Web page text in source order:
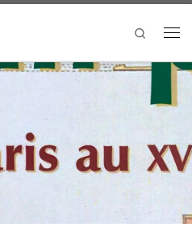
Search